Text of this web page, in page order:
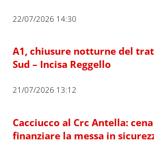
22/07/2026 14:30
A1, chiusure notturne del
Sud – Incisa Reggello
21/07/2026 13:12
Cacciucco al Crc Antella:
finanziare la messa in